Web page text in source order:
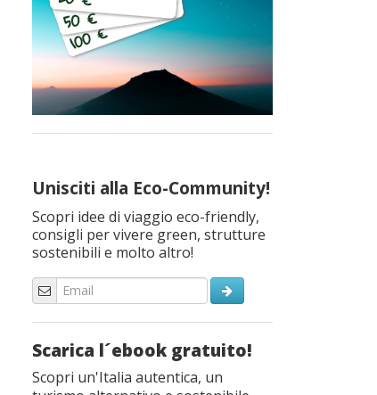
Unisciti alla Eco-Community!
Scopri idee di viaggio eco-friendly,
consigli per vivere green, strutture
sostenibili e molto altro!
Scarica l´ebook gratuito!
Scopri un'Italia autentica, un